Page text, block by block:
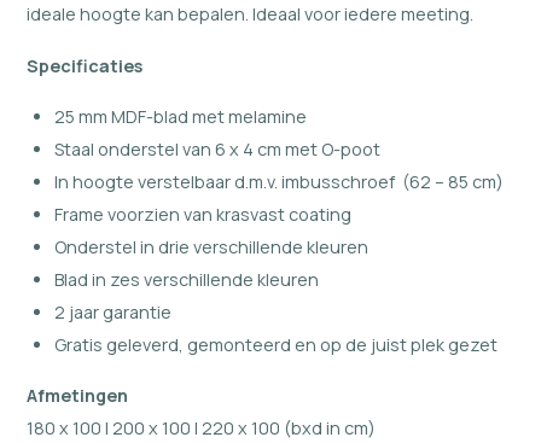
ideale hoogte kan bepalen. Ideaal voor iedere meeting.
Specificaties
25 mm MDF-blad met melamine
Staal onderstel van 6 x 4 cm met O-poot
In hoogte verstelbaar d.m.v. imbusschroef (62 – 85 cm)
Frame voorzien van krasvast coating
Onderstel in drie verschillende kleuren
Blad in zes verschillende kleuren
2 jaar garantie
Gratis geleverd, gemonteerd en op de juist plek gezet
Afmetingen
180 x 100 | 200 x 100 | 220 x 100 (bxd in cm)